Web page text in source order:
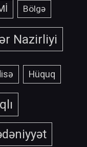
Bölgə
Nazirliyi
Hüquq